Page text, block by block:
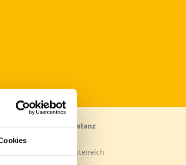
Marktgemeinde Frastanz
Sägenplatz 1
A-6820 Frastanz, Österreich